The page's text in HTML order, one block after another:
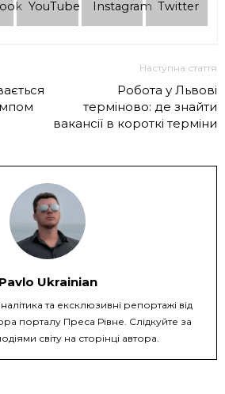
YouTube Instagram Twitter
Наступна стаття
Робота у Львові
терміново: де знайти
вакансії в короткі терміни
Pavlo Ukrainian
та ексклюзивні репортажі від
порталу Преса Рівне. Слідкуйте за
світу на сторінці автора.